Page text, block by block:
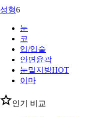
성형6
눈
코
입/입술
안면윤곽
눈밑지방HOT
이마
인기 비교